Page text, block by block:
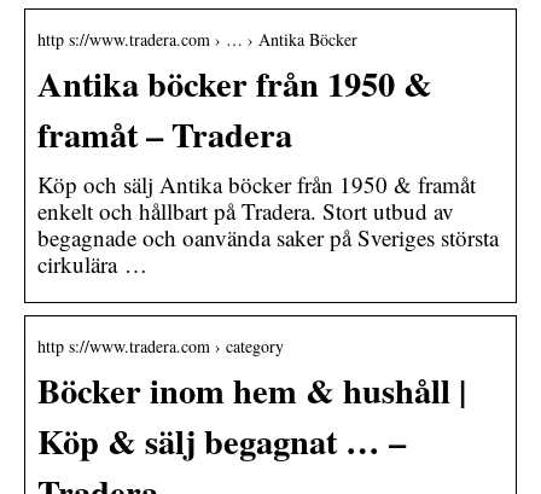
http s://www.tradera.com › … › Antika Böcker
Antika böcker från 1950 &
framåt – Tradera
Köp och sälj Antika böcker från 1950 & framåt
enkelt och hållbart på Tradera. Stort utbud av
begagnade och oanvända saker på Sveriges största
cirkulära …
http s://www.tradera.com › category
Böcker inom hem & hushåll |
Köp & sälj begagnat … –